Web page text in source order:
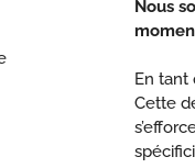
Nous
En tant
Cette